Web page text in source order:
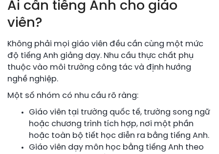
Ai cần tiếng Anh cho giáo
viên?
Không phải mọi giáo viên đều cần cùng một mức
độ tiếng Anh giảng dạy. Nhu cầu thực chất phụ
thuộc vào môi trường công tác và định hướng
nghề nghiệp.
Một số nhóm có nhu cầu rõ ràng:
Giáo viên tại trường quốc tế, trường song ngữ
hoặc chương trình tích hợp, nơi một phần
hoặc toàn bộ tiết học diễn ra bằng tiếng Anh.
Giáo viên dạy môn học bằng tiếng Anh theo